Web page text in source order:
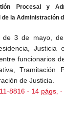
Procesal y
la Administración
de 3 de mayo,
funcionarios
Tramitación
de Justicia.
8816 - 14 págs. -